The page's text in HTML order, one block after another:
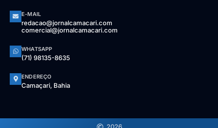
E-MAIL
redacao@jornalcamacari.com
comercial@jornalcamacari.com
WHATSAPP
(71) 98135-8635
ENDEREÇO
Camaçari, Bahia